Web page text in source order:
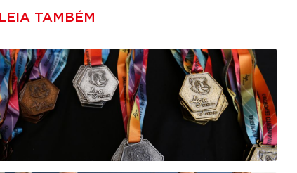
LEIA TAMBÉM